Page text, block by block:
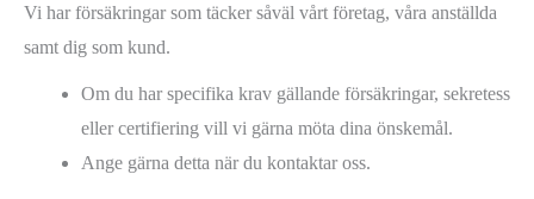
Vi har försäkringar som täcker såväl vårt företag, våra anställda
samt dig som kund.
Om du har specifika krav gällande försäkringar, sekretess
eller certifiering vill vi gärna möta dina önskemål.
Ange gärna detta när du kontaktar oss.